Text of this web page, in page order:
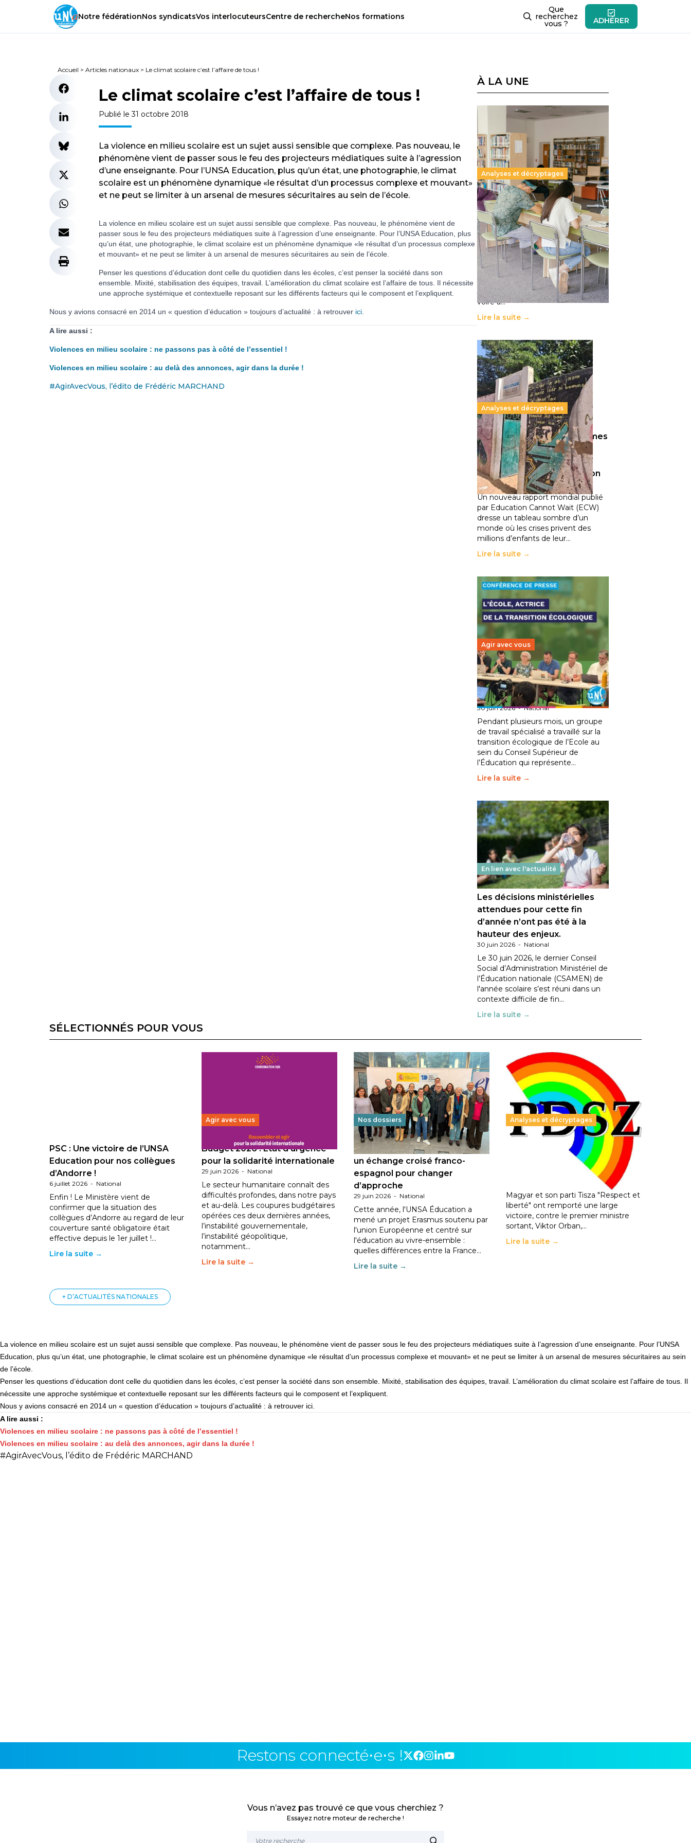
Notre fédérationNos syndicatsVos interlocuteursCentre de rechercheNos formations
Que
recherchez
vous ? ADHÉRER
Accueil > Articles nationaux > Le climat scolaire c’est l’affaire de tous !
Le climat scolaire c’est l’affaire de tous !
Publié le 31 octobre 2018
La violence en milieu scolaire est un sujet aussi sensible que complexe. Pas nouveau, le
phénomène vient de passer sous le feu des projecteurs médiatiques suite à l’agression
d’une enseignante. Pour l’UNSA Education, plus qu’un état, une photographie, le climat
scolaire est un phénomène dynamique «le résultat d’un processus complexe et mouvant»
et ne peut se limiter à un arsenal de mesures sécuritaires au sein de l’école.
La violence en milieu scolaire est un sujet aussi sensible que complexe. Pas nouveau, le phénomène vient de
passer sous le feu des projecteurs médiatiques suite à l’agression d’une enseignante. Pour l’UNSA Education, plus
qu’un état, une photographie, le climat scolaire est un phénomène dynamique «le résultat d’un processus complexe
et mouvant» et ne peut se limiter à un arsenal de mesures sécuritaires au sein de l’école.
Penser les questions d’éducation dont celle du quotidien dans les écoles, c’est penser la société dans son
ensemble. Mixité, stabilisation des équipes, travail. L’amélioration du climat scolaire est l’affaire de tous. Il nécessite
une approche systémique et contextuelle reposant sur les différents facteurs qui le composent et l’expliquent.
Nous y avions consacré en 2014 un « question d’éducation » toujours d’actualité : à retrouver ici
A lire aussi :
Violences en milieu scolaire : ne passons pas à côté de l’essentiel !
Violences en milieu scolaire : au delà des annonces, agir dans la durée !
#AgirAvecVous, l’édito de Frédéric MARCHAND
À LA UNE
Analyses et décryptages
Supérieur privé : une dérive
qui met à mal la promesse
républicaine
11 juillet 2026- National
Le projet de loi sur la régulation de
l’enseignement supérieur privé met
en lumière l’amplification d’un
système qui relègue l’acte
pédagogique au superfétatoire,
voire à…
Lire la suite →
Analyses et décryptages
258 millions d’enfants victimes
de la guerre, des chocs
climatiques et des
déplacements de population
11 juillet 2026 -National
Un nouveau rapport mondial publié
par Education Cannot Wait (ECW)
dresse un tableau sombre d’un
monde où les crises privent des
millions d’enfants de leur…
Lire la suite →
Agir avec vous
Transition écologique de
l’éducation : l’UNSA Éducation
fait bouger les lignes
30 juin 2026-National
Pendant plusieurs mois, un groupe
de travail spécialisé a travaillé sur la
transition écologique de l’Ecole au
sein du Conseil Supérieur de
l’Éducation qui représente…
Lire la suite →
En lien avec l'actualité
Les décisions ministérielles
attendues pour cette fin
d’année n’ont pas été à la
hauteur des enjeux.
30 juin 2026 - National
Le 30 juin 2026, le dernier Conseil
Social d’Administration Ministériel de
l’Éducation nationale (CSAMEN) de
l'année scolaire s’est réuni dans un
contexte difficile de fin…
Lire la suite →
SÉLECTIONNÉS POUR VOUS
PSC : Une victoire de l’UNSA
Education pour nos collègues
d’Andorre !
6 juillet 2026 - National
Enfin ! Le Ministère vient de
confirmer que la situation des
collègues d’Andorre au regard de leur
couverture santé obligatoire était
effective depuis le 1er juillet !…
Lire la suite →
Agir avec vous
Budget 2026 : État d’urgence
pour la solidarité internationale
29 juin 2026 - National
Le secteur humanitaire connaît des
difficultés profondes, dans notre pays
et au-delà. Les coupures budgétaires
opérées ces deux dernières années,
l’instabilité gouvernementale,
l’instabilité géopolitique,
notamment…
Lire la suite →
Nos dossiers
Éducation au vivre-ensemble :
un échange croisé franco-
espagnol pour changer
d’approche
29 juin 2026 - National
Cette année, l'UNSA Éducation a
mené un projet Erasmus soutenu par
l'union Européenne et centré sur
l'éducation au vivre-ensemble :
quelles différences entre la France…
Lire la suite →
Analyses et décryptages
Hongrie : du changement pour
les politiques éducatives, aussi !
En Hongrie, le conservateur Peter
Magyar et son parti Tisza "Respect et
liberté" ont remporté une large
victoire, contre le premier ministre
sortant, Viktor Orban,…
Lire la suite →
+ D’ACTUALITÉS NATIONALES
La violence en milieu scolaire est un sujet aussi sensible que complexe. Pas nouveau, le phénomène vient de passer sous le feu des projecteurs médiatiques suite à l’agression d’une enseignante. Pour l’UNSA
Education, plus qu’un état, une photographie, le climat scolaire est un phénomène dynamique «le résultat d’un processus complexe et mouvant» et ne peut se limiter à un arsenal de mesures sécuritaires au sein
de l’école.
Penser les questions d’éducation dont celle du quotidien dans les écoles, c’est penser la société dans son ensemble. Mixité, stabilisation des équipes, travail. L’amélioration du climat scolaire est l’affaire de tous. Il
nécessite une approche systémique et contextuelle reposant sur les différents facteurs qui le composent et l’expliquent.
Nous y avions consacré en 2014 un « question d’éducation » toujours d’actualité : à retrouver ici
A lire aussi :
Violences en milieu scolaire : ne passons pas à côté de l’essentiel !
Violences en milieu scolaire : au delà des annonces, agir dans la durée !
#AgirAvecVous, l’édito de Frédéric MARCHAND
Restons connecté⋅e⋅s !
Vous n’avez pas trouvé ce que vous cherchiez ?
Essayez notre moteur de recherche !